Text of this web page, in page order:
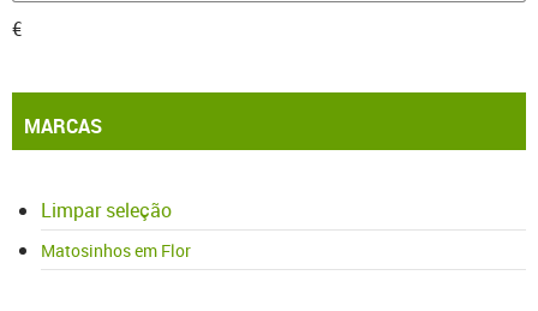
€
MARCAS
Limpar seleção
Matosinhos em Flor